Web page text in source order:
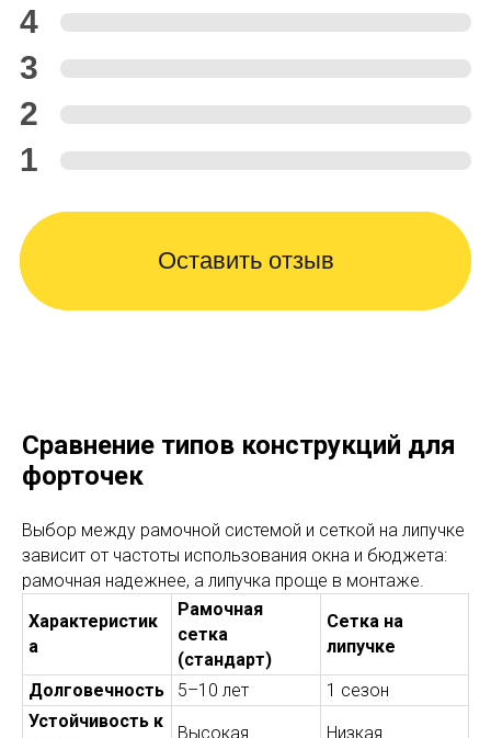
4
3
2
1
Оставить отзыв
Сравнение типов конструкций для
форточек
Выбор между рамочной системой и сеткой на липучке
зависит от частоты использования окна и бюджета:
рамочная надежнее, а липучка проще в монтаже.
Характеристик
а
Рамочная
сетка
(стандарт)
Сетка на
липучке
Долговечность 5–10 лет
1 сезон
Устойчивость к
Высокая Низкая